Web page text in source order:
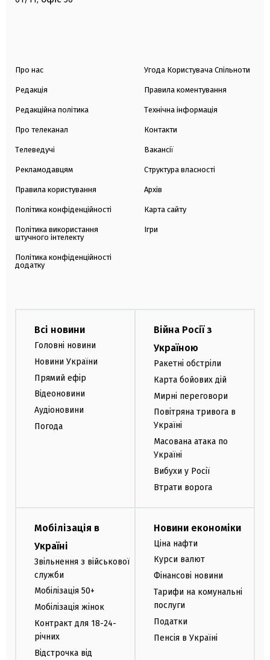
Про нас
Редакція
Редакційна політика
Про телеканал
Телеведучі
Рекламодавцям
Правила користування
Політика конфіденційності
Політика використання
штучного інтелекту
Політика конфіденційності
додатку
Угода Користувача Спільноти
Правила коментування
Технічна інформація
Контакти
Вакансії
Структура власності
Архів
Карта сайту
Ігри
Всі новини
Головні новини
Новини України
Прямий ефір
Відеоновини
Аудіоновини
Погода
Війна Росії з
Україною
Ракетні обстріли
Карта бойових дій
Мирні переговори
Повітряна тривога в
Україні
Масована атака по
Україні
Вибухи у Росії
Втрати ворога
Мобілізація в
Україні
Звільнення з військової
служби
Мобілізація 50+
Мобілізація жінок
Контракт для 18-24-
річних
Відстрочка від
Новини економіки
Ціна нафти
Курси валют
Фінансові новини
Тарифи на комунальні
послуги
Податки
Пенсія в Україні